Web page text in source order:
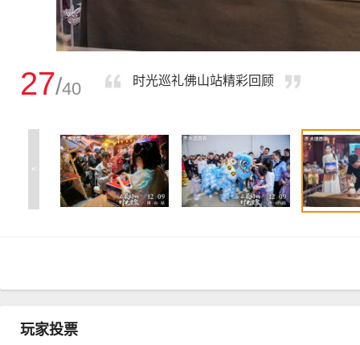
27/40 时光巡礼佛山站精彩回顾
<
玩家投票